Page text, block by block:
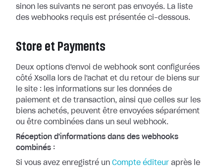
sinon les suivants ne seront pas envoyés. La liste
des webhooks requis est présentée ci-dessous.
Store et Payments
Deux options d'envoi de webhook sont configurées
côté Xsolla lors de l'achat et du retour de biens sur
le site : les informations sur les données de
paiement et de transaction, ainsi que celles sur les
biens achetés, peuvent être envoyées séparément
ou être combinées dans un seul webhook.
Réception d'informations dans des webhooks
combinés :
Si vous avez enregistré un Compte éditeur après le